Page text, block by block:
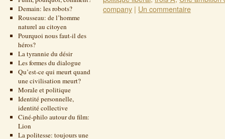
Demain: les robots?
Rousseau: de l’homme
naturel au citoyen
Pourquoi nous faut-il des
héros?
La tyrannie du désir
Les formes du dialogue
Qu’est-ce qui meurt quand
une civilisation meurt?
Morale et politique
Identité personnelle,
identité collective
Ciné-philo autour du film:
Lion
La politesse: toujours une
company | Un commentaire